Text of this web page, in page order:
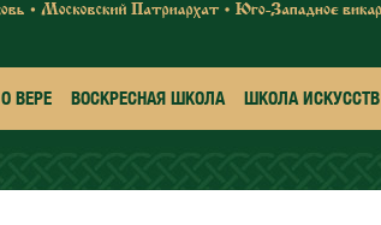
О ВЕРЕ ВОСКРЕСНАЯ ШКОЛА ШКОЛА ИСКУССТВ